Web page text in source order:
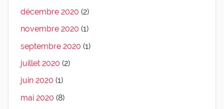
décembre 2020 (2)
novembre 2020 (1)
septembre 2020 (1)
juillet 2020 (2)
juin 2020 (1)
mai 2020 (8)